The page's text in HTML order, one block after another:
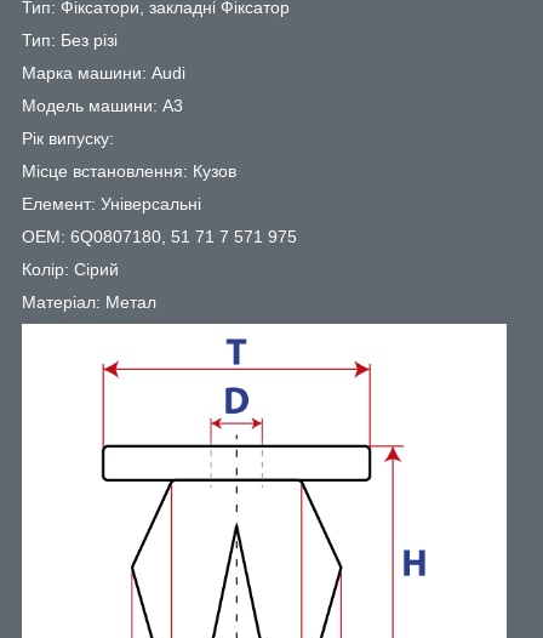
Тип: Фіксатори, закладні Фіксатор
Тип: Без різі
Марка машини: Audi
Модель машини: A3
Рік випуску:
Місце встановлення: Кузов
Елемент: Універсальні
OEM: 6Q0807180, 51 71 7 571 975
Колір: Сірий
Матеріал: Метал